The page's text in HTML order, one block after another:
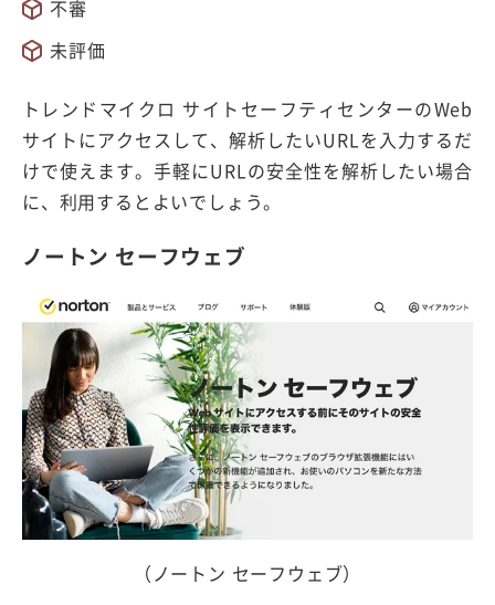
不審
未評価
トレンドマイクロ サイトセーフティセンターのWeb
サイトにアクセスして、解析したいURLを入力するだ
けで使えます。手軽にURLの安全性を解析したい場合
に、利用するとよいでしょう。
ノートン セーフウェブ
（ノートン セーフウェブ）